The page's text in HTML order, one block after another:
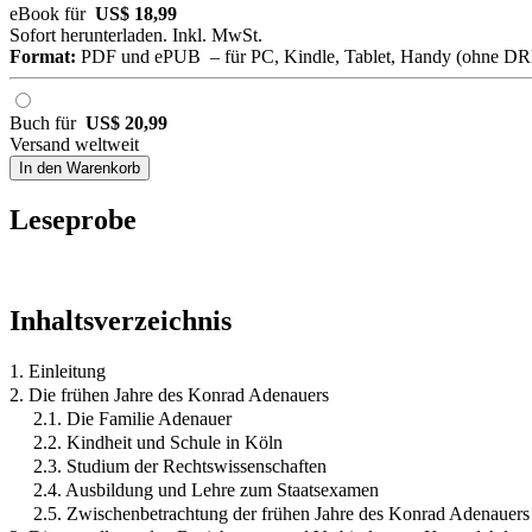
eBook für US$ 18,99
Sofort herunterladen. Inkl. MwSt.
Format: PDF und ePUB – für PC, Kindle, Tablet, Handy (ohne
Buch für US$ 20,99
Versand weltweit
In den Warenkorb
Leseprobe
Inhaltsverzeichnis
1. Einleitung
2. Die frühen Jahre des Konrad Adenauers
2.1. Die Familie Adenauer
2.2. Kindheit und Schule in Köln
2.3. Studium der Rechtswissenschaften
2.4. Ausbildung und Lehre zum Staatsexamen
2.5. Zwischenbetrachtung der frühen Jahre des Konrad Adenauers